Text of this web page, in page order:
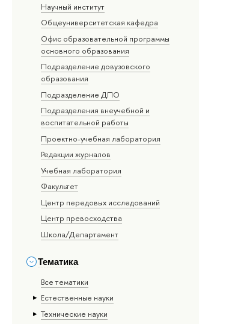
Научный институт
Общеуниверситетская кафедра
Офис образовательной программы
основного образования
Подразделение довузовского
образования
Подразделение ДПО
Подразделения внеучебной и
воспитательной работы
Проектно-учебная лаборатория
Редакции журналов
Учебная лаборатория
Факультет
Центр передовых исследований
Центр превосходства
Школа/Департамент
Тематика
Все тематики
Естественные науки
Тех­ничес­кие науки